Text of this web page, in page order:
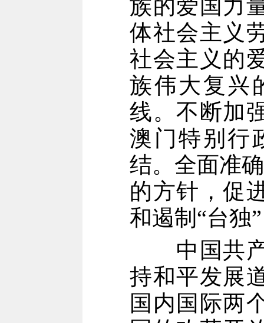
族的爱国力
体社会主义
社会主义的
族伟大复兴
线。不断加
澳门特别行
结。全面准
的方针，促
和遏制“台独
中国共产
持和平发展
国内国际两